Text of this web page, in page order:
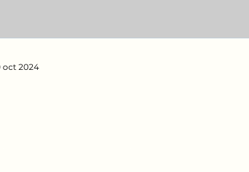
oct 2024